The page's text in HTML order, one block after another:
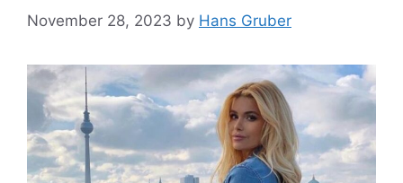
November 28, 2023 by Hans Gruber